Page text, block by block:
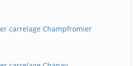
carrelage Champfromier